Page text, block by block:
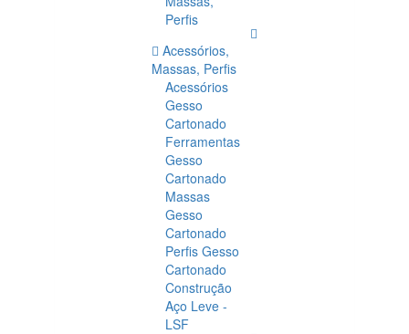
Perfis
Acessórios,
Massas, Perfis
Acessórios
Gesso
Cartonado
Ferramentas
Gesso
Cartonado
Massas
Gesso
Cartonado
Perfis Gesso
Cartonado
Construção
Aço Leve -
LSF